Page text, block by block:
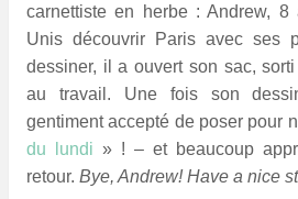
carnettiste en herbe : Andrew, 8
Unis découvrir Paris avec ses
dessiner, il a ouvert son sac,
au travail. Une fois son
gentiment accepté de poser pour
du lundi » ! – et beaucoup
retour. Bye, Andrew! Have a nice